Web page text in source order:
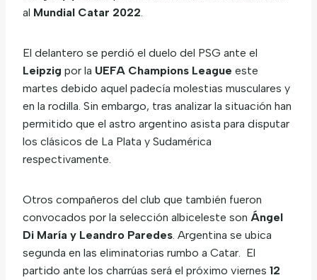
al Mundial Catar 2022
El delantero se perdió el duelo del PSG ante el
Leipzig por la UEFA Champions League este
martes debido aquel padecía molestias musculares y
en la rodilla. Sin embargo, tras analizar la situación han
permitido que el astro argentino asista para disputar
los clásicos de La Plata y Sudamérica
respectivamente.
Otros compañeros del club que también fueron
convocados por la selección albiceleste son Ángel
Di María y Leandro Paredes . Argentina se ubica
segunda en las eliminatorias rumbo a Catar. El
partido ante los charrúas será el próximo viernes 12